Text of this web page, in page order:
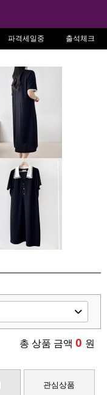
파격세일중 출석체크
총 상품 금액 0 원
관심상품